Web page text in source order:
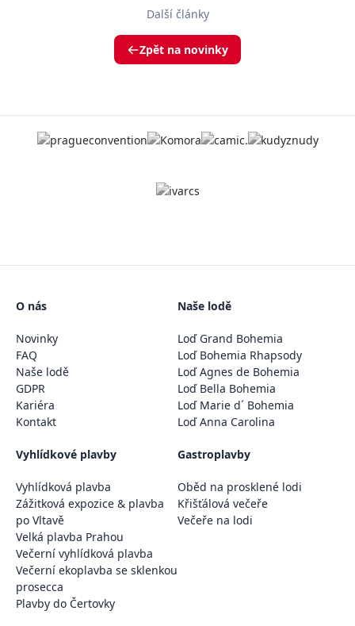
Další články
Zpět na novinky
O nás
Novinky
FAQ
Naše lodě
GDPR
Kariéra
Kontakt
Naše lodě
Loď Grand Bohemia
Loď Bohemia Rhapsody
Loď Agnes de Bohemia
Loď Bella Bohemia
Loď Marie d´ Bohemia
Loď Anna Carolina
Vyhlídkové plavby
Vyhlídková plavba
Zážitková expozice & plavba
po Vltavě
Velká plavba Prahou
Večerní vyhlídková plavba
Večerní ekoplavba se sklenkou
prosecca
Plavby do Čertovky
Gastroplavby
Oběd na prosklené lodi
Křišťálová večeře
Večeře na lodi